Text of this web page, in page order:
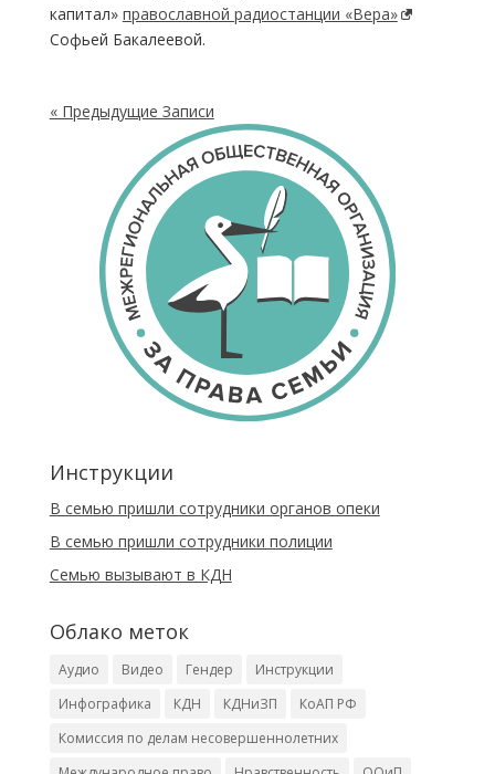
капитал» православной радиостанции «Вера»
Софьей Бакалеевой.
« Предыдущие Записи
Инструкции
В семью пришли сотрудники органов опеки
В семью пришли сотрудники полиции
Cемью вызывают в КДН
Облако меток
Аудио Видео Гендер
Инструкции
Инфографика
КДН КДНиЗП
КоАП РФ
Комиссия по делам несовершеннолетних